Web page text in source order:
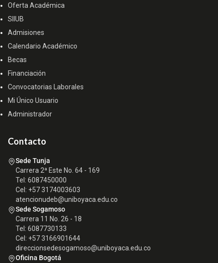
Oferta Académica
SIIUB
Admisiones
Calendario Académico
Becas
Financiación
Convocatorias Laborales
Mi Único Usuario
Administrador
Contacto
Sede Tunja
Carrera 2ª Este No. 64 - 169
Tel: 6087450000
Cel: +57 3174003603
atencionudeb@uniboyaca.edu.co
Sede Sogamoso
Carrera 11 No. 26 - 18
Tel: 6087730133
Cel: +57 3166901644
direccionsedesogamoso@uniboyaca.edu.co
Oficina Bogotá